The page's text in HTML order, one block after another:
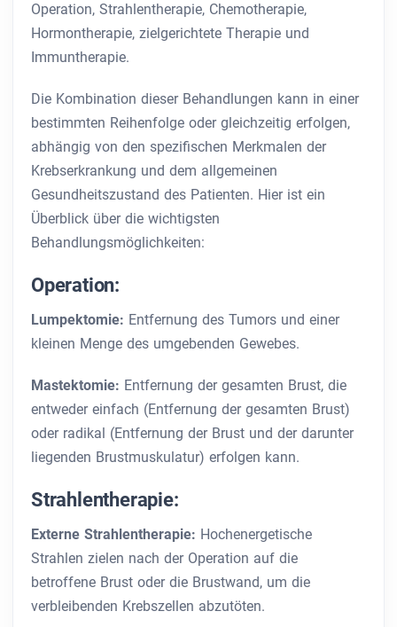
Operation, Strahlentherapie, Chemotherapie,
Hormontherapie, zielgerichtete Therapie und
Immuntherapie.
Die Kombination dieser Behandlungen kann in einer
bestimmten Reihenfolge oder gleichzeitig erfolgen,
abhängig von den spezifischen Merkmalen der
Krebserkrankung und dem allgemeinen
Gesundheitszustand des Patienten. Hier ist ein
Überblick über die wichtigsten
Behandlungsmöglichkeiten:
Operation:
Lumpektomie: Entfernung des Tumors und einer
kleinen Menge des umgebenden Gewebes.
Mastektomie: Entfernung der gesamten Brust, die
entweder einfach (Entfernung der gesamten Brust)
oder radikal (Entfernung der Brust und der darunter
liegenden Brustmuskulatur) erfolgen kann.
Strahlentherapie:
Externe Strahlentherapie: Hochenergetische
Strahlen zielen nach der Operation auf die
betroffene Brust oder die Brustwand, um die
verbleibenden Krebszellen abzutöten.